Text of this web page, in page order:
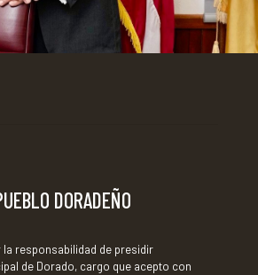
DORADEÑO
responsabilidad de presidir
de Dorado, cargo que acepto con